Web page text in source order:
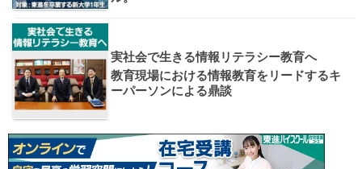
1日体験
東進の実力講師陣
導を今すぐ体験!!